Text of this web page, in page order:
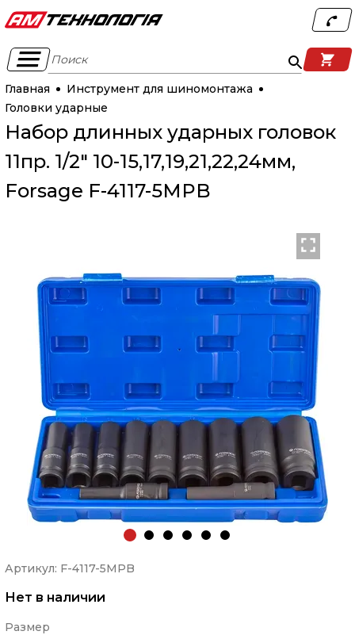
Поиск
Главная
Инструмент для шиномонтажа
Головки ударные
Набор длинных ударных головок
11пр. 1/2" 10-15,17,19,21,22,24мм,
Forsage F-4117-5MPB
Артикул: F-4117-5MPB
Нет в наличии
Размер